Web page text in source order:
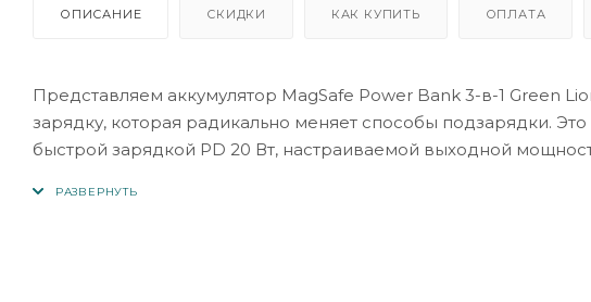
ОПИСАНИЕ СКИДКИ КАК КУПИТЬ ОПЛАТА
Представляем аккумулятор MagSafe Power Bank 3-в-1 Green
зарядку, которая радикально меняет способы подзарядки.
быстрой зарядкой PD 20 Вт, настраиваемой выходной